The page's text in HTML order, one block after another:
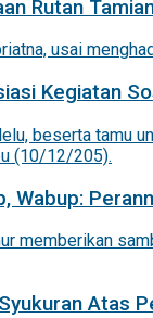
Rutan
Kegiatan
Wabup:
Atas